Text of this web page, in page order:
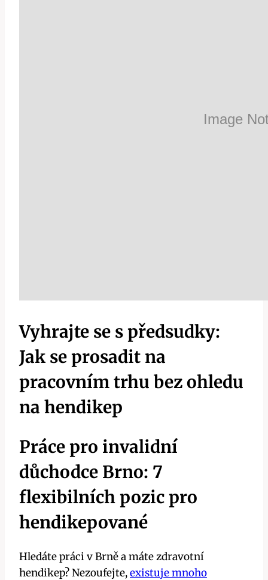
Vyhrajte se s předsudky:
Jak se prosadit na
pracovním trhu bez ohledu
na hendikep
Práce pro invalidní
důchodce Brno: 7
flexibilních pozic pro
hendikepované
Hledáte práci v Brně a máte zdravotní
hendikep? Nezoufejte,existuje mnoho